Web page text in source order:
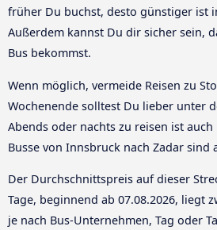
früher Du buchst, desto günstiger ist
Außerdem kannst Du dir sicher sein,
Bus bekommst.
Wenn möglich, vermeide Reisen zu
Wochenende solltest Du lieber unter
Abends oder nachts zu reisen ist
Busse von Innsbruck nach Zadar sind
Der Durchschnittspreis auf dieser
Tage, beginnend ab 07.08.2026, liegt
je nach Bus-Unternehmen, Tag oder